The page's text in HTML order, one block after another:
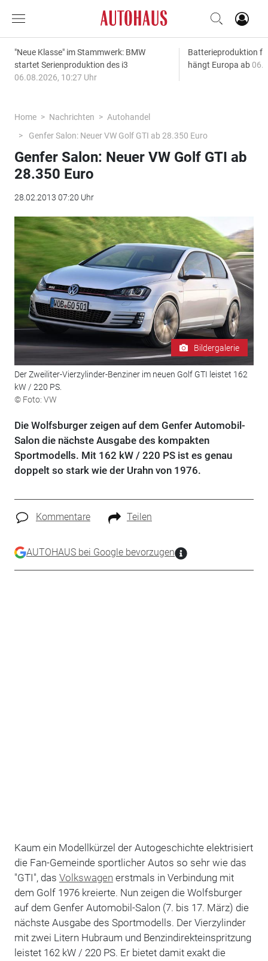
"Neue Klasse" im Stammwerk: BMW
startet Serienproduktion des i3
06.08.2026, 10:27 Uhr
Batterieproduktion
hängt Europa ab
Home Nachrichten
Autohandel
Genfer Salon: Neuer VW Golf GTI ab 28.350 Euro
Genfer Salon: Neuer VW Golf GTI ab
28.350 Euro
28.02.2013 07:20 Uhr
Bildergalerie
Der Zweiliter-Vierzylinder-Benziner im neuen Golf GTI leistet 162
kW / 220 PS.
© Foto: VW
Die Wolfsburger zeigen auf dem Genfer Automobil-
Salon die nächste Ausgabe des kompakten
Sportmodells. Mit 162 kW / 220 PS ist es genau
doppelt so stark wie der Urahn von 1976.
Kommentare Teilen
AUTOHAUS bei Google bevorzugen
Kaum ein Modellkürzel der Autogeschichte elektrisiert
die Fan-Gemeinde sportlicher Autos so sehr wie das
"GTI", das Volkswagen erstmals in Verbindung mit
dem Golf 1976 kreierte. Nun zeigen die Wolfsburger
auf dem Genfer Automobil-Salon (7. bis 17. März) die
nächste Ausgabe des Sportmodells. Der Vierzylinder
mit zwei Litern Hubraum und Benzindirekteinspritzung
leistet 162 kW / 220 PS. Er bietet damit exakt die